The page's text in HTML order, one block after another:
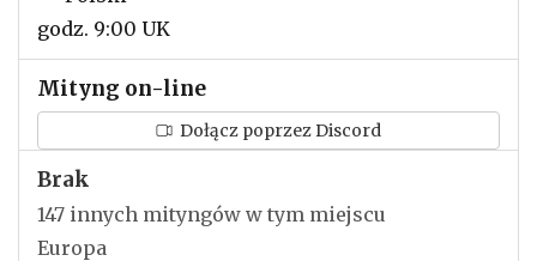
godz. 9:00 UK
Mityng on-line
Dołącz poprzez Discord
Brak
147 innych mityngów w tym miejscu
Europa